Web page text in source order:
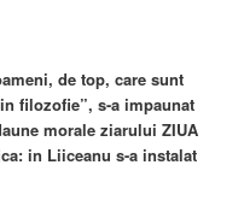
de top, care sunt
filozofie”, s-a impaunat
morale ziarului ZIUA
in Liiceanu s-a instalat